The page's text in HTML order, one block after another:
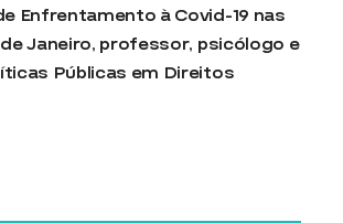
Enfrentamento à Covid-19 nas
de Janeiro, professor, psicólogo e
Públicas em Direitos